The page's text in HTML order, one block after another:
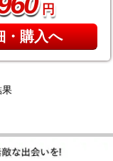
円
・購入へ
果